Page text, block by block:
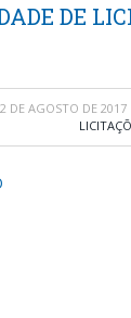
DE
2 DE AGOSTO DE 2017